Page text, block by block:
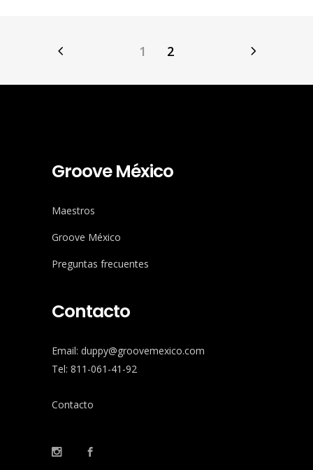
1 2
Groove México
Maestros
Groove México
Preguntas frecuentes
Contacto
Email: duppy@groovemexico.com
Tel: 811-061-41-92
Contacto